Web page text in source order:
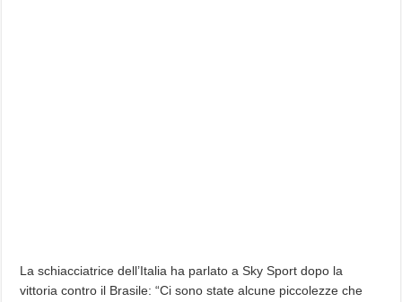
La schiacciatrice dell’Italia ha parlato a Sky Sport dopo la
vittoria contro il Brasile: “Ci sono state alcune piccolezze che